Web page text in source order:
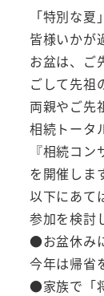
「特別な
皆様いかが
お盆は、ご
ごして先祖
両親やご先
相続トータ
『相続コ
を開催しま
以下にあて
参加を検討
●お盆休み
今年は帰省
●家族で「